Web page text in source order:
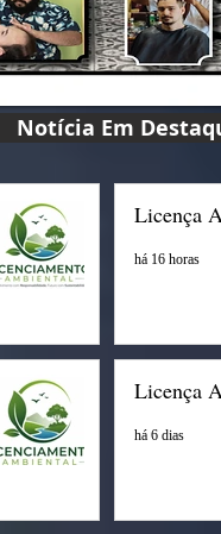
Licença
há 16 horas
Licença
há 6 dias